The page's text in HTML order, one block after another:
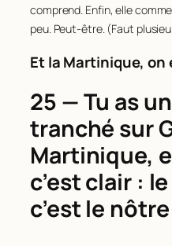
comprend. Enfin, elle
peu. Peut-être. (Faut
Et la Martinique, on
25 — Tu as
tranché sur
Martinique,
c’est clair :
c’est le nôtre